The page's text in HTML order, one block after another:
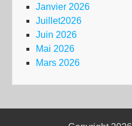
Janvier 2026
Juillet2026
Juin 2026
Mai 2026
Mars 2026